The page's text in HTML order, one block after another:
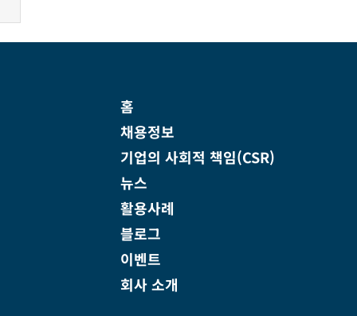
홈
채용정보
기업의 사회적 책임(CSR)
뉴스
활용사례
블로그
이벤트
회사 소개